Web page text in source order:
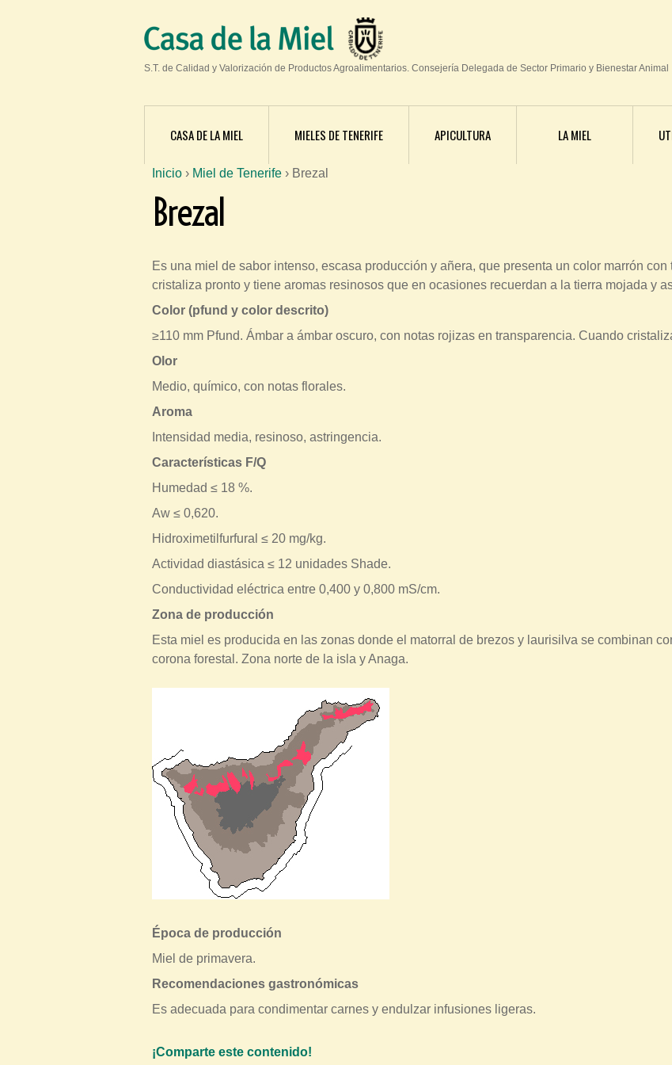
S.T. de Calidad y Valorización de Productos Agroalimentarios. Consejería Delegada de Sector Primario y Bienestar Animal
CASA DE LA MIEL MIELES DE TENERIFE APICULTURA LA MIEL
S
e
n
c
u
e
n
t
r
a
u
s
t
e
d
a
q
u
í
Inicio › Miel de Tenerife › Brezal
Brezal
Es una miel de sabor intenso, escasa producción y añera, que presenta un color marrón
cristaliza pronto y tiene aromas resinosos que en ocasiones recuerdan a la tierra mojada y
Color (pfund y color descrito)
≥110 mm Pfund. Ámbar a ámbar oscuro, con notas rojizas en transparencia. Cuando
Olor
Medio, químico, con notas florales.
Aroma
Intensidad media, resinoso, astringencia.
Características F/Q
Humedad ≤ 18 %.
Aw ≤ 0,620.
Hidroximetilfurfural ≤ 20 mg/kg.
Actividad diastásica ≤ 12 unidades Shade.
Conductividad eléctrica entre 0,400 y 0,800 mS/cm.
Zona de producción
Esta miel es producida en las zonas donde el matorral de brezos y laurisilva se combinan
corona forestal. Zona norte de la isla y Anaga.
Época de producción
Miel de primavera.
Recomendaciones gastronómicas
Es adecuada para condimentar carnes y endulzar infusiones ligeras.
¡Comparte este contenido!